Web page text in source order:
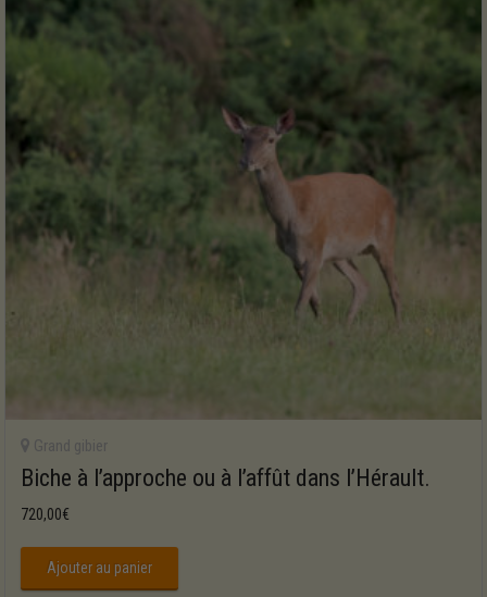
Grand gibier
Biche à l’approche ou à l’affût dans l’Hérault.
720,00€
Ajouter au panier